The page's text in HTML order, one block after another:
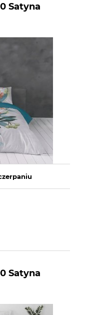
Satyna
Satyna